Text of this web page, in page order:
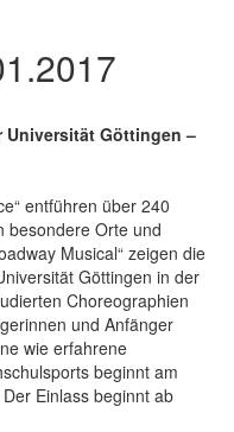
Universität Göttingen –
entführen über 240
besondere Orte und
Musical“ zeigen die
Göttingen in der
Choreographien
und Anfänger
wie erfahrene
beginnt am
Einlass beginnt ab